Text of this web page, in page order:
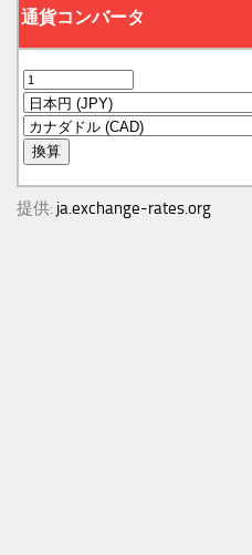
提供: ja.exchange-rates.org